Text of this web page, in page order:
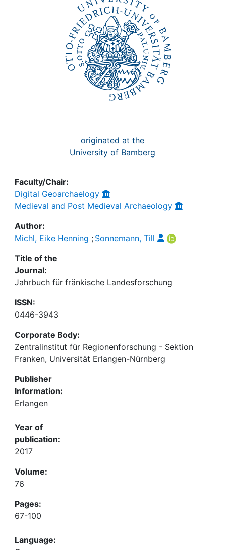
originated at the
University of Bamberg
Faculty/Chair:
Digital Geoarchaelogy
Medieval and Post Medieval Archaeology
Author:
Michl, Eike Henning ; Sonnemann, Till
Title of the
Journal:
Jahrbuch für fränkische Landesforschung
ISSN:
0446-3943
Corporate Body:
Zentralinstitut für Regionenforschung - Sektion
Franken, Universität Erlangen-Nürnberg
Publisher
Information:
Erlangen
Year of
publication:
2017
Volume:
76
Pages:
67-100
Language: